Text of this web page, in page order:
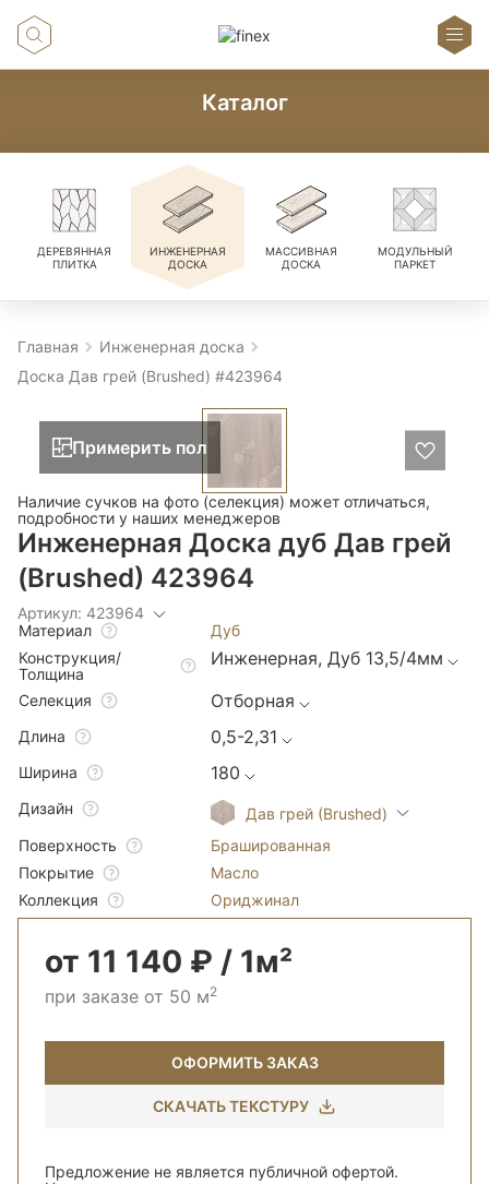
Каталог
ДЕРЕВЯННАЯ
ПЛИТКА
ИНЖЕНЕРНАЯ
ДОСКА
МАССИВНАЯ
ДОСКА
МОДУЛЬНЫЙ
ПАРКЕТ
Главная
Инженерная доска
Доска Дав грей (Brushed) #423964
Примерить пол
Наличие сучков на фото (селекция) может отличаться,
подробности у наших менеджеров
Инженерная Доска дуб Дав грей
(Brushed) 423964
Артикул: 423964
Материал
Дуб
Конструкция/
Толщина
Инженерная, Дуб 13,5/4мм
Селекция Отборная
Длина 0,5-2,31
Ширина 180
Дизайн
Дав грей (Brushed)
Поверхность
Брашированная
Покрытие
Масло
Коллекция
Ориджинал
от 11 140 ₽ / 1м²
при заказе от 50 м2
ОФОРМИТЬ ЗАКАЗ
СКАЧАТЬ ТЕКСТУРУ
Предложение не является публичной офертой.